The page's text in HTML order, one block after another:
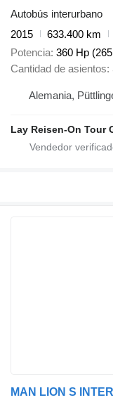
Autobús interurbano
2015
633.400 km
Potencia 360 Hp
Cantidad de asientos
Alemania,
Lay Reisen-On Tour